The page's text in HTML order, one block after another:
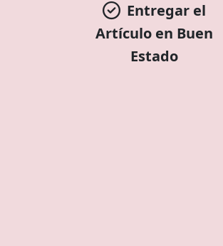
Entregar el
Artículo en Buen
Estado